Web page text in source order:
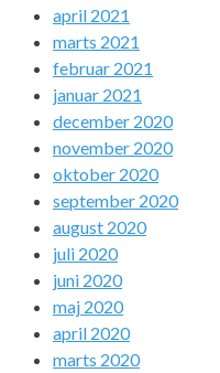
april 2021
marts 2021
februar 2021
januar 2021
december 2020
november 2020
oktober 2020
september 2020
august 2020
juli 2020
juni 2020
maj 2020
april 2020
marts 2020